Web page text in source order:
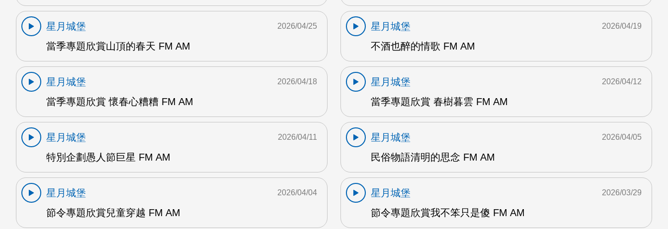
星月城堡
當季專題欣賞山頂的春天 FM AM
2026/04/25
星月城堡
不酒也醉的情歌 FM AM
2026/04/19
星月城堡
當季專題欣賞 懷春心糟糟 FM AM
2026/04/18
星月城堡
當季專題欣賞 春樹暮雲 FM AM
2026/04/12
星月城堡
特別企劃愚人節巨星 FM AM
2026/04/11
星月城堡
民俗物語清明的思念 FM AM
2026/04/05
星月城堡
節令專題欣賞兒童穿越 FM AM
2026/04/04
星月城堡
節令專題欣賞我不笨只是傻 FM AM
2026/03/29